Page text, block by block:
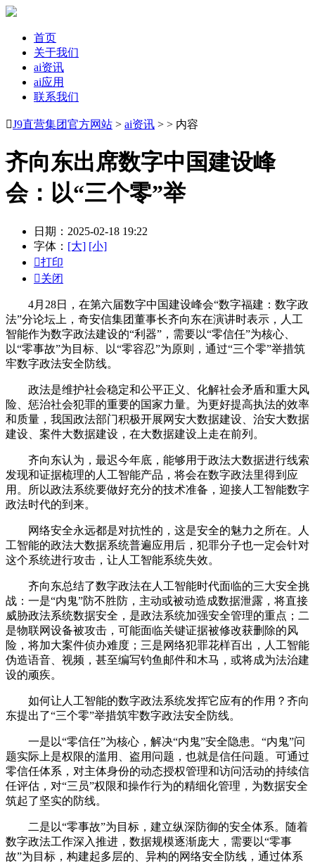
首页
关于我们
ai资讯
ai应用
联系我们
J9直营集团官方网站 > ai资讯 > > 内容
齐向东出席数字中国建设峰
会：以“三个零”举
日期：2025-02-18 19:22
字体： [大] [小]
打印
关闭
4月28日，在第六届数字中国建设峰会“数字福建：数字政
法”分论坛上，奇安信集团董事长齐向东在演讲时表示，人工
智能作为数字政法建设的“利器”，需要以“零信任”为核心、
以“零事故”为目标、以“零容忍”为原则，通过“三个零”举措筑
牢数字政法安全防线。
政法是维护社会稳定和公平正义、化解社会矛盾和重大风
险、惩治社会犯罪的重要的国家力量。为更好提高执法的效率
和质量，我国政法部门积极开展网安大数据建设、治安大数据
建设、案件大数据建设，在大数据建设上走在前列。
齐向东认为，最迟今年底，能够用于政法大数据进行线索
发现和证据梳理的人工智能产品，将会在数字政法里得到应
用。所以政法系统要做好充分的技术准备，迎接人工智能数字
政法时代的到来。
网络安全永远都是对抗性的，这是安全的魅力之所在。人
工智能的政法大数据系统普遍应用后，犯罪分子也一定会针对
这个系统进行攻击，让人工智能系统失效。
齐向东总结了数字政法在人工智能时代面临的三大安全挑
战：一是“内鬼”防不胜防，主动或被动造成数据泄露，将直接
威胁政法系统数据安全，是政法系统加强安全管理的重点；二
是物联网设备被攻击，可能面临关键证据被修改获删除的风
险，将加大案件侦办难度；三是网络犯罪花样百出，人工智能
伪造语音、视频，甚至编写钓鱼邮件和木马，或将成为法治建
设的顽疾。
如何让人工智能的数字政法系统发挥它应有的作用？齐向
东提出了“三个零”举措筑牢数字政法安全防线。
一是以“零信任”为核心，解决“内鬼”安全隐患。“内鬼”问
题实际上是权限的滥用、盗用问题，也就是信任问题。可通过
零信任体系，对主体身份的动态授权管理和访问活动的持续信
任评估，对“三员”权限和操作行为的精细化管理，为数据安全
筑起了坚实的防线。
二是以“零事故”为目标，建立纵深防御的安全体系。随着
数字政法工作深入推进，数据规模逐渐庞大，需要以“零事
故”为目标，构建起多层的、异构的网络安全防线，通过体系